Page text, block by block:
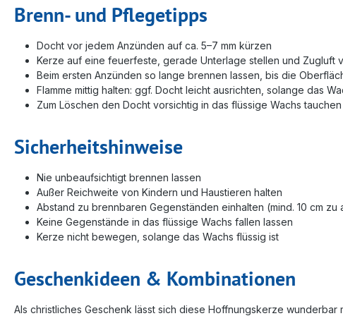
Brenn- und Pflegetipps
Docht vor jedem Anzünden auf ca. 5–7 mm kürzen
Kerze auf eine feuerfeste, gerade Unterlage stellen und Zugluft
Beim ersten Anzünden so lange brennen lassen, bis die
Flamme mittig halten: ggf. Docht leicht ausrichten, solange das
Zum Löschen den Docht vorsichtig in das flüssige Wachs
Sicherheitshinweise
Nie unbeaufsichtigt brennen lassen
Außer Reichweite von Kindern und Haustieren halten
Abstand zu brennbaren Gegenständen einhalten (mind. 10 cm zu
Keine Gegenstände in das flüssige Wachs fallen lassen
Kerze nicht bewegen, solange das Wachs flüssig ist
Geschenkideen & Kombinationen
Als christliches Geschenk lässt sich diese Hoffnungskerze